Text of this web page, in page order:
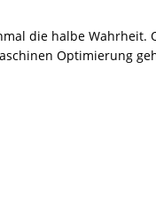
die halbe Wahrheit.
Optimierung